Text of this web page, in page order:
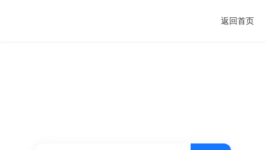
返回首页